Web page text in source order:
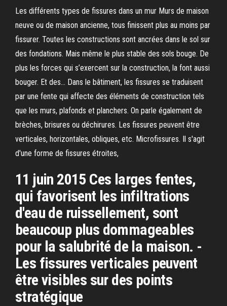
Les différents types de fissures dans un mur Murs de maison
neuve ou de maison ancienne, tous finissent plus au moins par
fissurer. Toutes les constructions sont ancrées dans le sol sur
des fondations. Mais même le plus stable des sols bouge. De
plus les forces qui s’exercent sur la construction, la font aussi
bouger. Et des… Dans le bâtiment, les fissures se traduisent
par une fente qui affecte des éléments de construction tels
que les murs, plafonds et planchers. On parle également de
brèches, brisures ou déchirures. Les fissures peuvent être
verticales, horizontales, obliques, etc. Microfissures. Il s'agit
d'une forme de fissures étroites,
11 juin 2015 Ces larges fentes,
qui favorisent les infiltrations
d'eau de ruissellement, sont
beaucoup plus dommageables
pour la salubrité de la maison. -
Les fissures verticales peuvent
être visibles sur des points
stratégique